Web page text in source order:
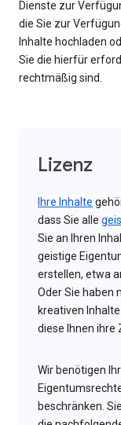
Dienste zur
die Sie zur
Inhalte hochladen
Sie die hierfür
rechtmäßig sind.
Lizenz
Ihre Inhalte
dass Sie alle
Sie an Ihren
geistige
erstellen, etwa
Oder Sie haben
kreativen
diese Ihnen ihre
Wir benötigen
beschränken.